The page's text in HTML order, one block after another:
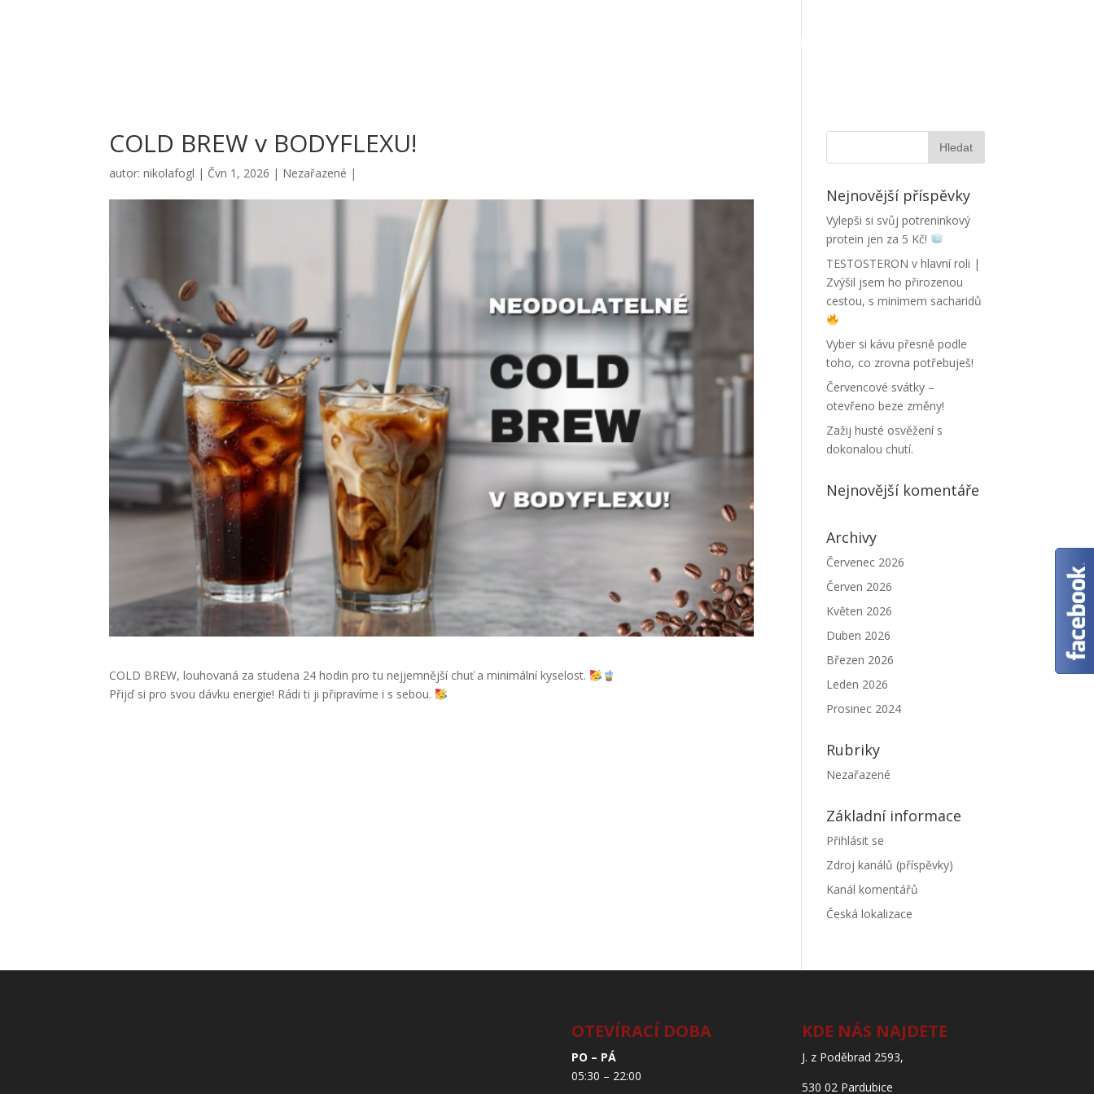
FOTOGALERIE
COLD BREW v BODYFLEXU!
autor:nikolafogl | Čvn 1, 2026 | Nezařazené |
COLD BREW, louhovaná za studena 24 hodin pro tu nejjemnější chuť a minimální kyselost.
Přijď si pro svou dávku energie! Rádi ti ji připravíme i s sebou.
Nejnovější příspěvky
Vylepši si svůj potreninkový
protein jen za 5 Kč!
TESTOSTERON v hlavní roli |
Zvýšil jsem ho přirozenou
cestou, s minimem sacharidů
Vyber si kávu přesně podle
toho, co zrovna potřebuješ!
Červencové svátky –
otevřeno beze změny!
Zažij husté osvěžení s
dokonalou chutí.
Nejnovější komentáře
Archivy
Červenec 2026
Červen 2026
Květen 2026
Duben 2026
Březen 2026
Leden 2026
Prosinec 2024
Rubriky
Nezařazené
Základní informace
Přihlásit se
Zdroj kanálů (příspěvky)
Kanál komentářů
Česká lokalizace
OTEVÍRACÍ DOBA
PO – PÁ
05:30 – 22:00
KDE NÁS NAJDETE
J. z Poděbrad 2593,
530 02 Pardubice